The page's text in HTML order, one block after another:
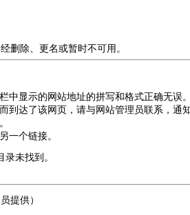
删除、更名或暂时不可用。
中显示的网站地址的拼写和格式正确无误
到达了该网页，请与网站管理员联系，通
一个链接。
未找到。
提供）